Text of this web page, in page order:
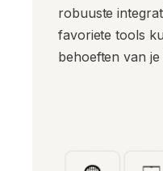
robuuste
favoriete tools
behoeften van je